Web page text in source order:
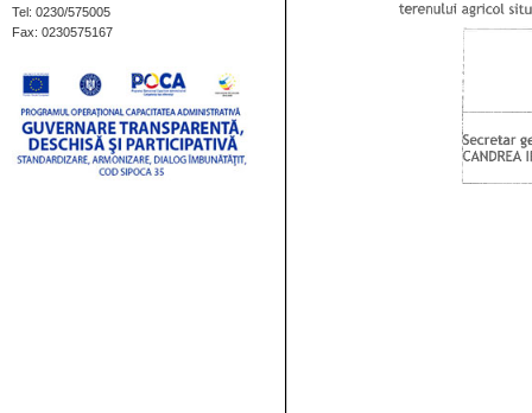
Tel: 0230/575005
Fax: 0230575167